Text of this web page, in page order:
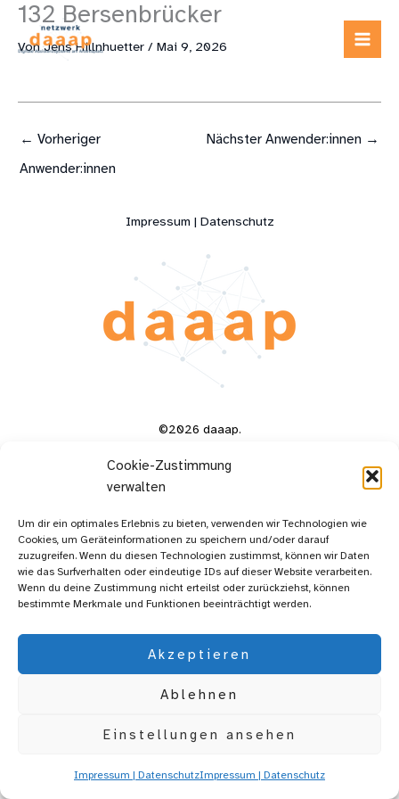
Cookie-Zustimmung
verwalten
Um dir ein optimales Erlebnis zu bieten, verwenden wir Technologien wie
Cookies, um Geräteinformationen zu speichern und/oder darauf
zuzugreifen. Wenn du diesen Technologien zustimmst, können wir Daten
wie das Surfverhalten oder eindeutige IDs auf dieser Website verarbeiten.
Wenn du deine Zustimmung nicht erteilst oder zurückziehst, können
bestimmte Merkmale und Funktionen beeinträchtigt werden.
Akzeptieren
Ablehnen
Einstellungen ansehen
Impressum | DatenschutzImpressum | Datenschutz
Zum
springen
132 Bersenbrücker
VonJens Hillnhuetter / Mai 9, 2026
← Vorheriger
Anwender:innen
Nächster Anwender:innen →
Impressum | Datenschutz
©2026 daaap.